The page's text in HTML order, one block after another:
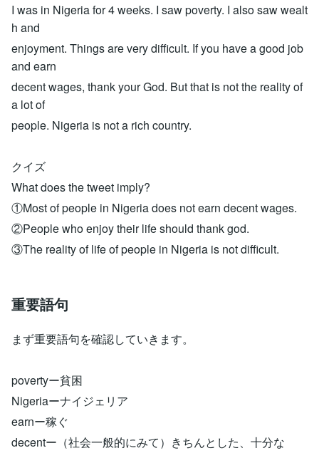
I was in Nigeria for 4 weeks. I saw poverty. I also saw wealt
h and
enjoyment. Things are very difficult. If you have a good job
and earn
decent wages, thank your God. But that is not the reality of
a lot of
people. Nigeria is not a rich country.
クイズ
What does the tweet imply?
①Most of people in Nigeria does not earn decent wages.
②People who enjoy their life should thank god.
③The reality of life of people in Nigeria is not difficult.
重要語句
まず重要語句を確認していきます。
povertyー貧困
Nigeriaーナイジェリア
earnー稼ぐ
decentー（社会一般的にみて）きちんとした、十分な